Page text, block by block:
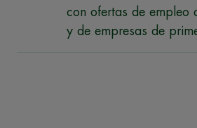
con ofertas de empleo
y de empresas de